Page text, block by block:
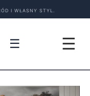
I WŁASNY STYL.
☰ ☰